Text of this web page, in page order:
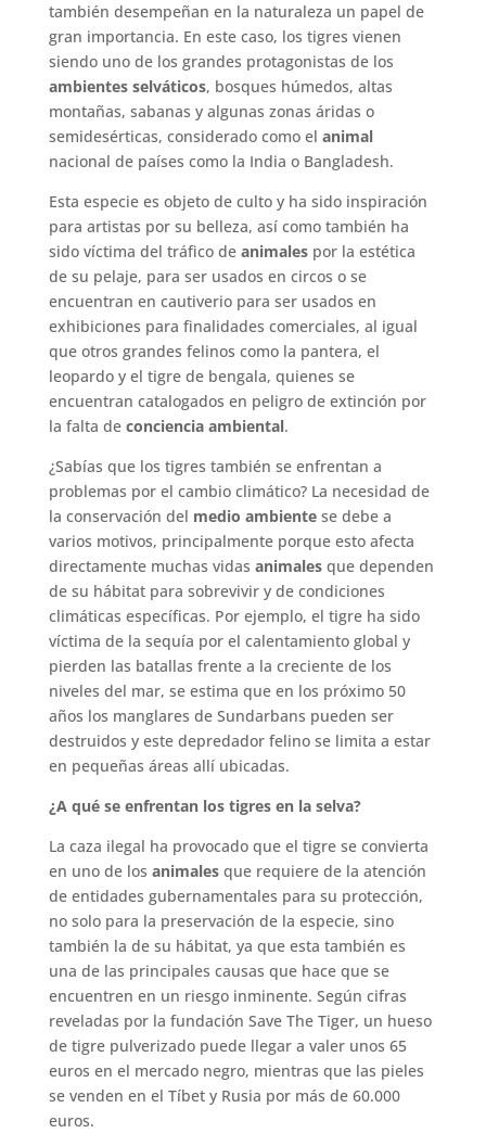
también desempeñan en la naturaleza un papel de
gran importancia. En este caso, los tigres vienen
siendo uno de los grandes protagonistas de los
ambientes selváticos, bosques húmedos, altas
montañas, sabanas y algunas zonas áridas o
semidesérticas, considerado como el animal
nacional de países como la India o Bangladesh.
Esta especie es objeto de culto y ha sido inspiración
para artistas por su belleza, así como también ha
sido víctima del tráfico de animales por la estética
de su pelaje, para ser usados en circos o se
encuentran en cautiverio para ser usados en
exhibiciones para finalidades comerciales, al igual
que otros grandes felinos como la pantera, el
leopardo y el tigre de bengala, quienes se
encuentran catalogados en peligro de extinción por
la falta de conciencia ambiental.
¿Sabías que los tigres también se enfrentan a
problemas por el cambio climático? La necesidad de
la conservación del medio ambientese debe a
varios motivos, principalmente porque esto afecta
directamente muchas vidas animalesque dependen
de su hábitat para sobrevivir y de condiciones
climáticas específicas. Por ejemplo, el tigre ha sido
víctima de la sequía por el calentamiento global y
pierden las batallas frente a la creciente de los
niveles del mar, se estima que en los próximo 50
años los manglares de Sundarbans pueden ser
destruidos y este depredador felino se limita a estar
en pequeñas áreas allí ubicadas.
¿A qué se enfrentan los tigres en la selva?
La caza ilegal ha provocado que el tigre se convierta
en uno de los animalesque requiere de la atención
de entidades gubernamentales para su protección,
no solo para la preservación de la especie, sino
también la de su hábitat, ya que esta también es
una de las principales causas que hace que se
encuentren en un riesgo inminente. Según cifras
reveladas por la fundación Save The Tiger, un hueso
de tigre pulverizado puede llegar a valer unos 65
euros en el mercado negro, mientras que las pieles
se venden en el Tíbet y Rusia por más de 60.000
euros.